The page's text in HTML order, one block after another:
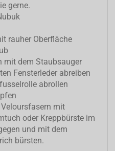
gerne.
rauher Oberfläche
mit dem Staubsauger
Fensterleder abreiben
abrollen
mit
oder Kreppbürste im
und mit dem
bürsten.